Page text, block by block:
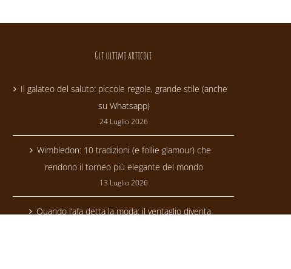
Gli ultimi articoli
Il galateo del saluto: piccole regole, grande stile (anche
su Whatsapp)
24 Luglio 2026
Wimbledon: 10 tradizioni (e follie glamour) che
rendono il torneo più elegante del mondo
13 Luglio 2026
Quando l’afa detta la moda: il ventaglio diventa